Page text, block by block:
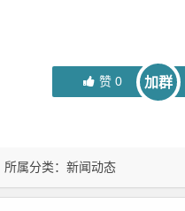
赞0 加群
属分类： 新闻动态